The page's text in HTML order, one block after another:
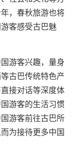
，春秋旅游也将
客感受古巴魅
游客兴趣，量身
古巴传统特色产
接对话等深度体
游客的生活习惯
游客前往古巴所
为接待更多中国